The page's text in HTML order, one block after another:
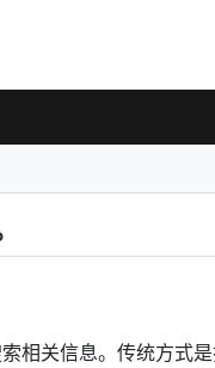
相关信息。传统方式